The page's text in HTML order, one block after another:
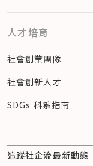
人才培育
社會創業團隊
社會創新人才
SDGs 科系指南
追蹤社企流最新動態